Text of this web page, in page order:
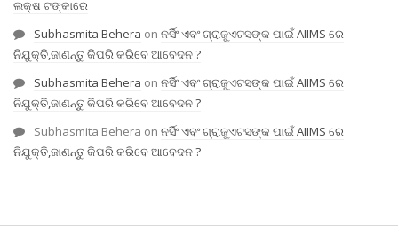
ଲକ୍ଷ ଟଙ୍କାରେ
Subhasmita Behera on ନର୍ସିଂ ଏବଂ ଗ୍ରାଜୁଏଟସଙ୍କ ପାଇଁ AIIMS ରେ
ନିଯୁକ୍ତି,ଜାଣନ୍ତୁ କିପରି କରିବେ ଆବେଦନ ?
Subhasmita Behera on ନର୍ସିଂ ଏବଂ ଗ୍ରାଜୁଏଟସଙ୍କ ପାଇଁ AIIMS ରେ
ନିଯୁକ୍ତି,ଜାଣନ୍ତୁ କିପରି କରିବେ ଆବେଦନ ?
Subhasmita Behera on ନର୍ସିଂ ଏବଂ ଗ୍ରାଜୁଏଟସଙ୍କ ପାଇଁ AIIMS ରେ
ନିଯୁକ୍ତି,ଜାଣନ୍ତୁ କିପରି କରିବେ ଆବେଦନ ?